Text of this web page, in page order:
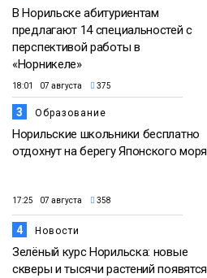
В Норильске абитуриентам
предлагают 14 специальностей с
перспективой работы в
«Норникеле»
18:01 07 августа 375
3 Образование
Норильские школьники бесплатно
отдохнут на берегу Японского моря
17:25 07 августа 358
4 Новости
Зелёный курс Норильска: новые
скверы и тысячи растений появятся